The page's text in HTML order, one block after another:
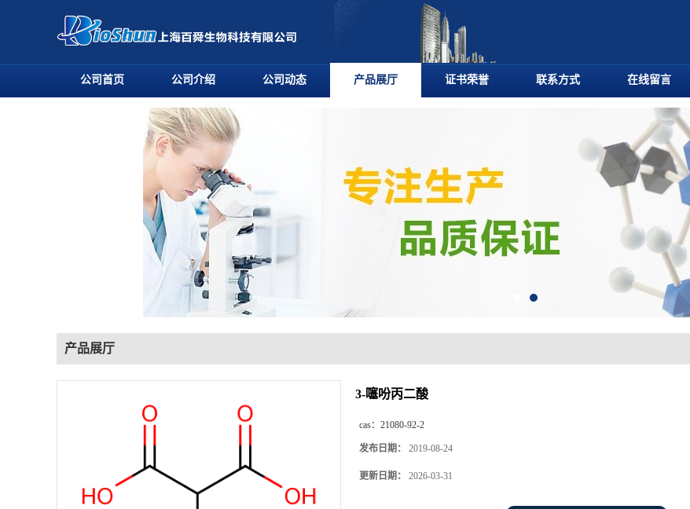
公司首页 公司介绍 公司动态 产品展厅 证书荣誉 联系方式 在线留言
产品展厅
3-噻吩丙二酸
cas： 21080-92-2
发布日期： 2019-08-24
更新日期： 2026-03-31